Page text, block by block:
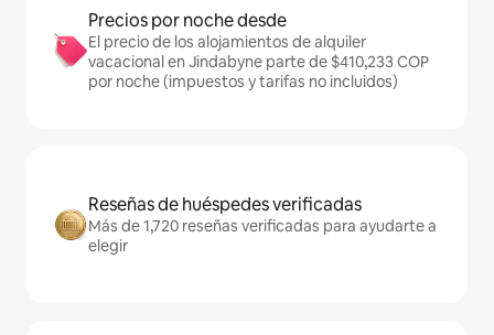
Precios por noche desde
El precio de los alojamientos de alquiler
vacacional en Jindabyne parte de $410,233 COP
por noche (impuestos y tarifas no incluidos)
Reseñas de huéspedes verificadas
Más de 1,720 reseñas verificadas para ayudarte a
elegir